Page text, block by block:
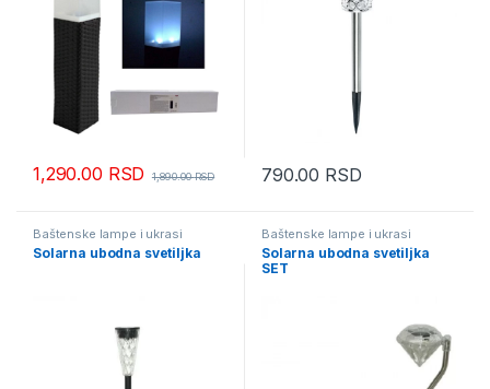
1,290.00 RSD 1,890.00RSD 790.00 RSD
Baštenske lampe i ukrasi
Solarna ubodna svetiljka
Baštenske lampe i ukrasi
Solarna ubodna svetiljka
SET